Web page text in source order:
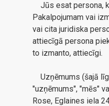
Jūs esat persona,
Pakalpojumam vai
vai cita juridiska
attiecīgā persona
to izmanto, attiecīgi.
Uzņēmums (šajā
"uzņēmums", "mēs"
Rose, Eglaines iela